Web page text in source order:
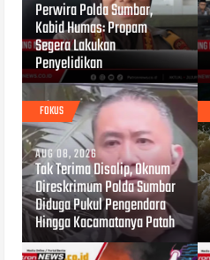
Perwira Polda Sumbar,
Kabid Humas: Propam
Segera Lakukan
Penyelidikan
FOKUS
AUG 08, 2026
Tak Terima Disalip, Oknum
Direskrimum Polda Sumbar
Diduga Pukul Pengendara
Hingga Kacamatanya Patah